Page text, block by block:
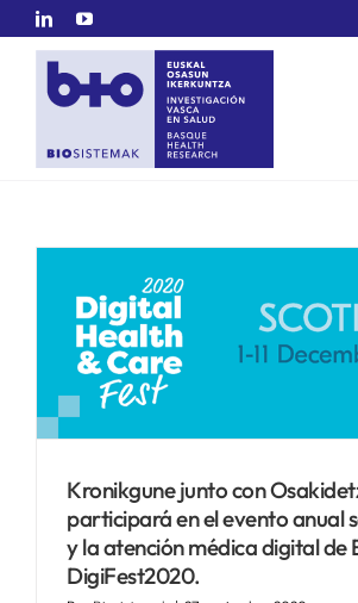
Saltar
contenido
Kronikgune junto con
participará en el evento anual
y la atención médica digital de
DigiFest2020.